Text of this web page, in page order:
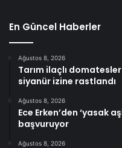
En Güncel Haberler
Ağustos 8, 2026
Tarım ilaçlı
siyanür izine rastlandı
Ağustos 8, 2026
Ece Erken’den ‘yasak
başvuruyor
Ağustos 8, 2026